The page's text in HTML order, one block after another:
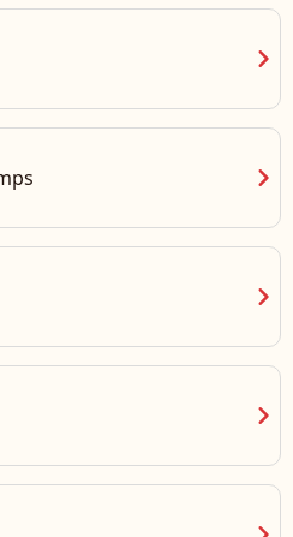
chevron_right
chevron_right
chevron_right
chevron_right